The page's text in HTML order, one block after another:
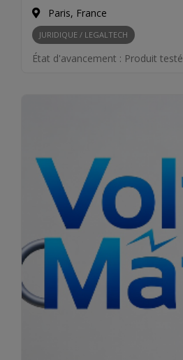
Paris, France
JURIDIQUE / LEGALTECH
État d'avancement : Produit testé